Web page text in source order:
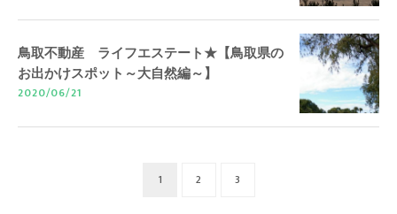
鳥取不動産 ライフエステート★【鳥取県の
お出かけスポット～大自然編～】
2020/06/21
1 2 3